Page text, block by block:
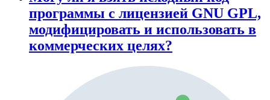
программы с лицензией GNU GPL,
модифицировать и использовать в
коммерческих целях?